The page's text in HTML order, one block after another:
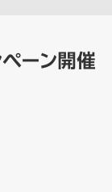
ーン開催